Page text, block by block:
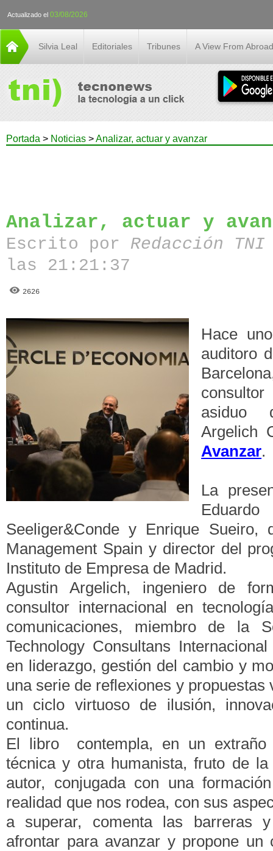
Actualizado el 03/08/2026
Silvia Leal Editoriales Tribunes A View From Abroad
Portada > Noticias >Analizar, actuar y avanzar
Analizar, actuar y
Escrito por Redacción
las 21:21:37
2626
Hace
auditoro
consultor
Argelich
Avanzar.
La
Seeliger&Conde y Enrique Sueiro,
Management Spain y director del
Instituto de Empresa de Madrid.
Agustin Argelich, ingeniero de
consultor internacional en
comunicaciones, miembro de la
Technology Consultans
en liderazgo, gestión del cambio y
una serie de reflexiones y
un ciclo virtuoso de ilusión,
continua.
El libro contempla, en un extraño
técnica y otra humanista, fruto de
autor, conjugada con una
realidad que nos rodea, con sus
a superar, comenta las barreras
afrontar para avanzar y propone un